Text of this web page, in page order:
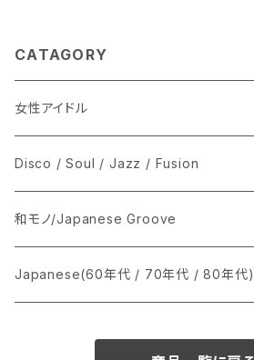
CATAGORY
女性アイドル
シングル盤
あ行
か行
LP
CD
Disco / Soul / Jazz / Fusion
シングル盤
A
12インチ・シングル
和モノ/Japanese Groove
シングル盤
Japanese(60年代 / 70年代 / 80年代)